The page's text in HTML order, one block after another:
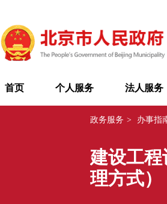
首页 个人服务 法人服务
政务服务 > 办事指
建设工
理方式）